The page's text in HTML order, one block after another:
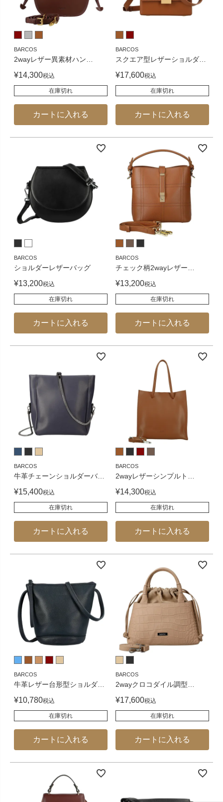
BARCOS
2wayレザー異素材ハン
¥14,300税込
在庫切れ
カートに入れる
BARCOS
スクエア型レザーショルダ
¥17,600税込
在庫切れ
カートに入れる
BARCOS
ショルダーレザーバッグ
¥13,200税込
在庫切れ
カートに入れる
BARCOS
チェック柄2wayレザー
¥13,200税込
在庫切れ
カートに入れる
BARCOS
牛革チェーンショルダーバ…
¥15,400税込
在庫切れ
カートに入れる
BARCOS
2wayレザーシンプルト
¥14,300税込
在庫切れ
カートに入れる
BARCOS
牛革レザー台形型ショルダ
¥10,780税込
在庫切れ
カートに入れる
BARCOS
2wayクロコダイル調型
¥17,600税込
在庫切れ
カートに入れる